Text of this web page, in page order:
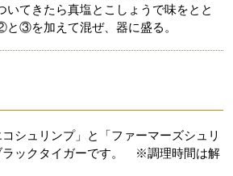
いてきたら真塩とこしょうで味をとと
③を加えて混ぜ、器に盛る。
シュリンプ」と「ファーマーズシュリ
ラックタイガーです。 ※調理時間は解